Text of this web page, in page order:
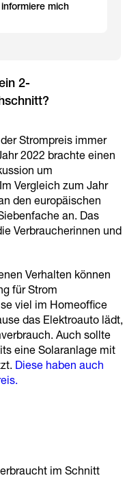
mich
2-
Strompreis immer
2022 brachte einen
um
Vergleich zum Jahr
den europäischen
an. Das
Verbraucherinnen und
Verhalten können
für Strom
viel im Homeoffice
das Elektroauto lädt,
Auch sollte
eine Solaranlage mit
Diese haben auch
im Schnitt